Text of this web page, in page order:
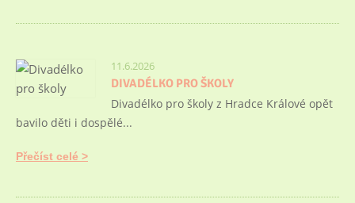
11.6.2026
DIVADÉLKO PRO ŠKOLY
Divadélko pro školy z Hradce Králové opět
bavilo děti i dospělé...
Přečíst celé